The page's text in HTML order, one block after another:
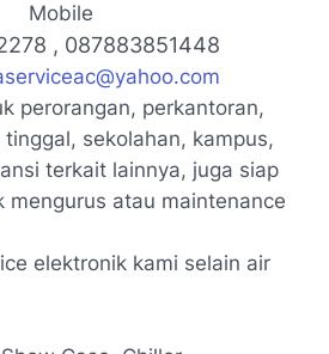
Mobile
, 087883851448
perorangan, perkantoran,
sekolahan, kampus,
terkait lainnya, juga siap
mengurus atau maintenance
elektronik kami selain air